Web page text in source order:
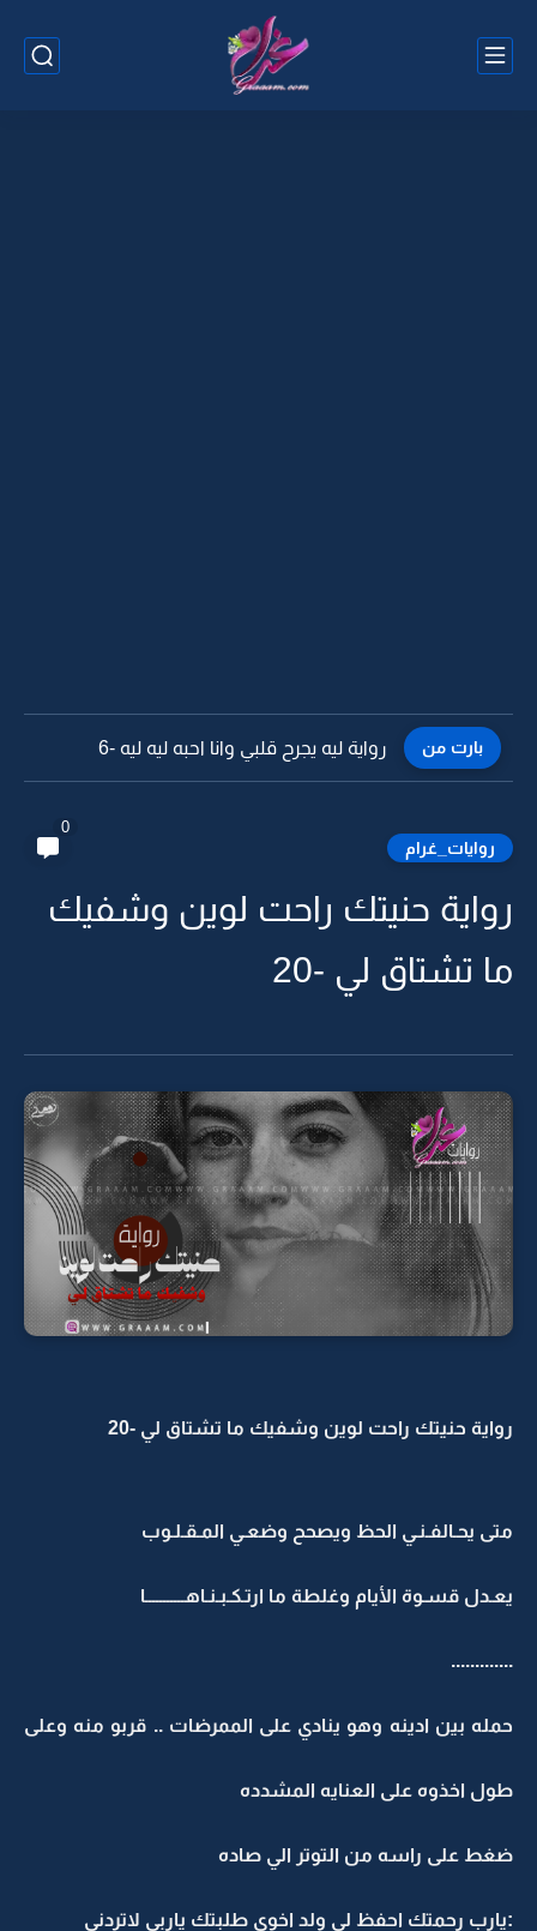
بارت من رواية ليه يجرح قلبي وانا احبه ليه ليه -5
روايات_غرام
0
رواية حنيتك راحت لوين وشفيك
ما تشتاق لي -20
رواية حنيتك راحت لوين وشفيك ما تشتاق لي -20
متى يحـالفـنـي الحظ ويصحح وضعـي المـقـلـوب
يعـدل قسـوة الأيام وغلطة ما ارتـكـبـنـاهـــــــــــا
.............
حمله بين ادينه وهو ينادي على الممرضات .. قربو منه وعلى
طول اخذوه على العنايه المشدده
ضغط على راسه من التوتر الي صاده
:يارب رحمتك احفظ لي ولد اخوي طلبتك ياربي لاتردني